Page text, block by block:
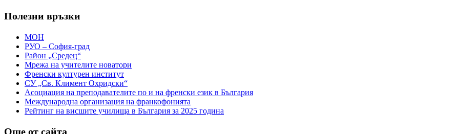
Полезни връзки
МОН
РУО – София-град
Район „Средец“
Мрежа на учителите новатори
Френски културен институт
СУ „Св. Климент Охридски“
Асоциация на преподавателите по и на френски език в България
Международна организация на франкофонията
Рейтинг на висшите училища в България за 2025 година
Още от сайта